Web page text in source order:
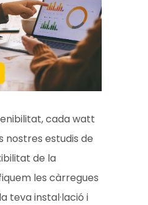
cada watt
nostres estudis de
de la
les càrregues
teva instal·lació i